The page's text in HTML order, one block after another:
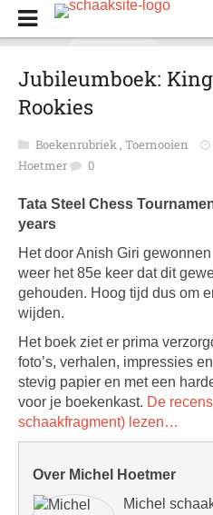
Jubileumboek:
Rookies
Boekenrubriek, Toernooien
Hoetmer
0
Tata Steel Chess
years
Het door Anish Giri
weer het 85e keer dat dit
gehouden. Hoog tijd dus om
wijden.
Het boek ziet er prima
foto’s, verhalen, impressies
stevig papier en met een
voor je boekenkast. De
schaakfragment) lezen…
Over Michel Hoetmer
Michel